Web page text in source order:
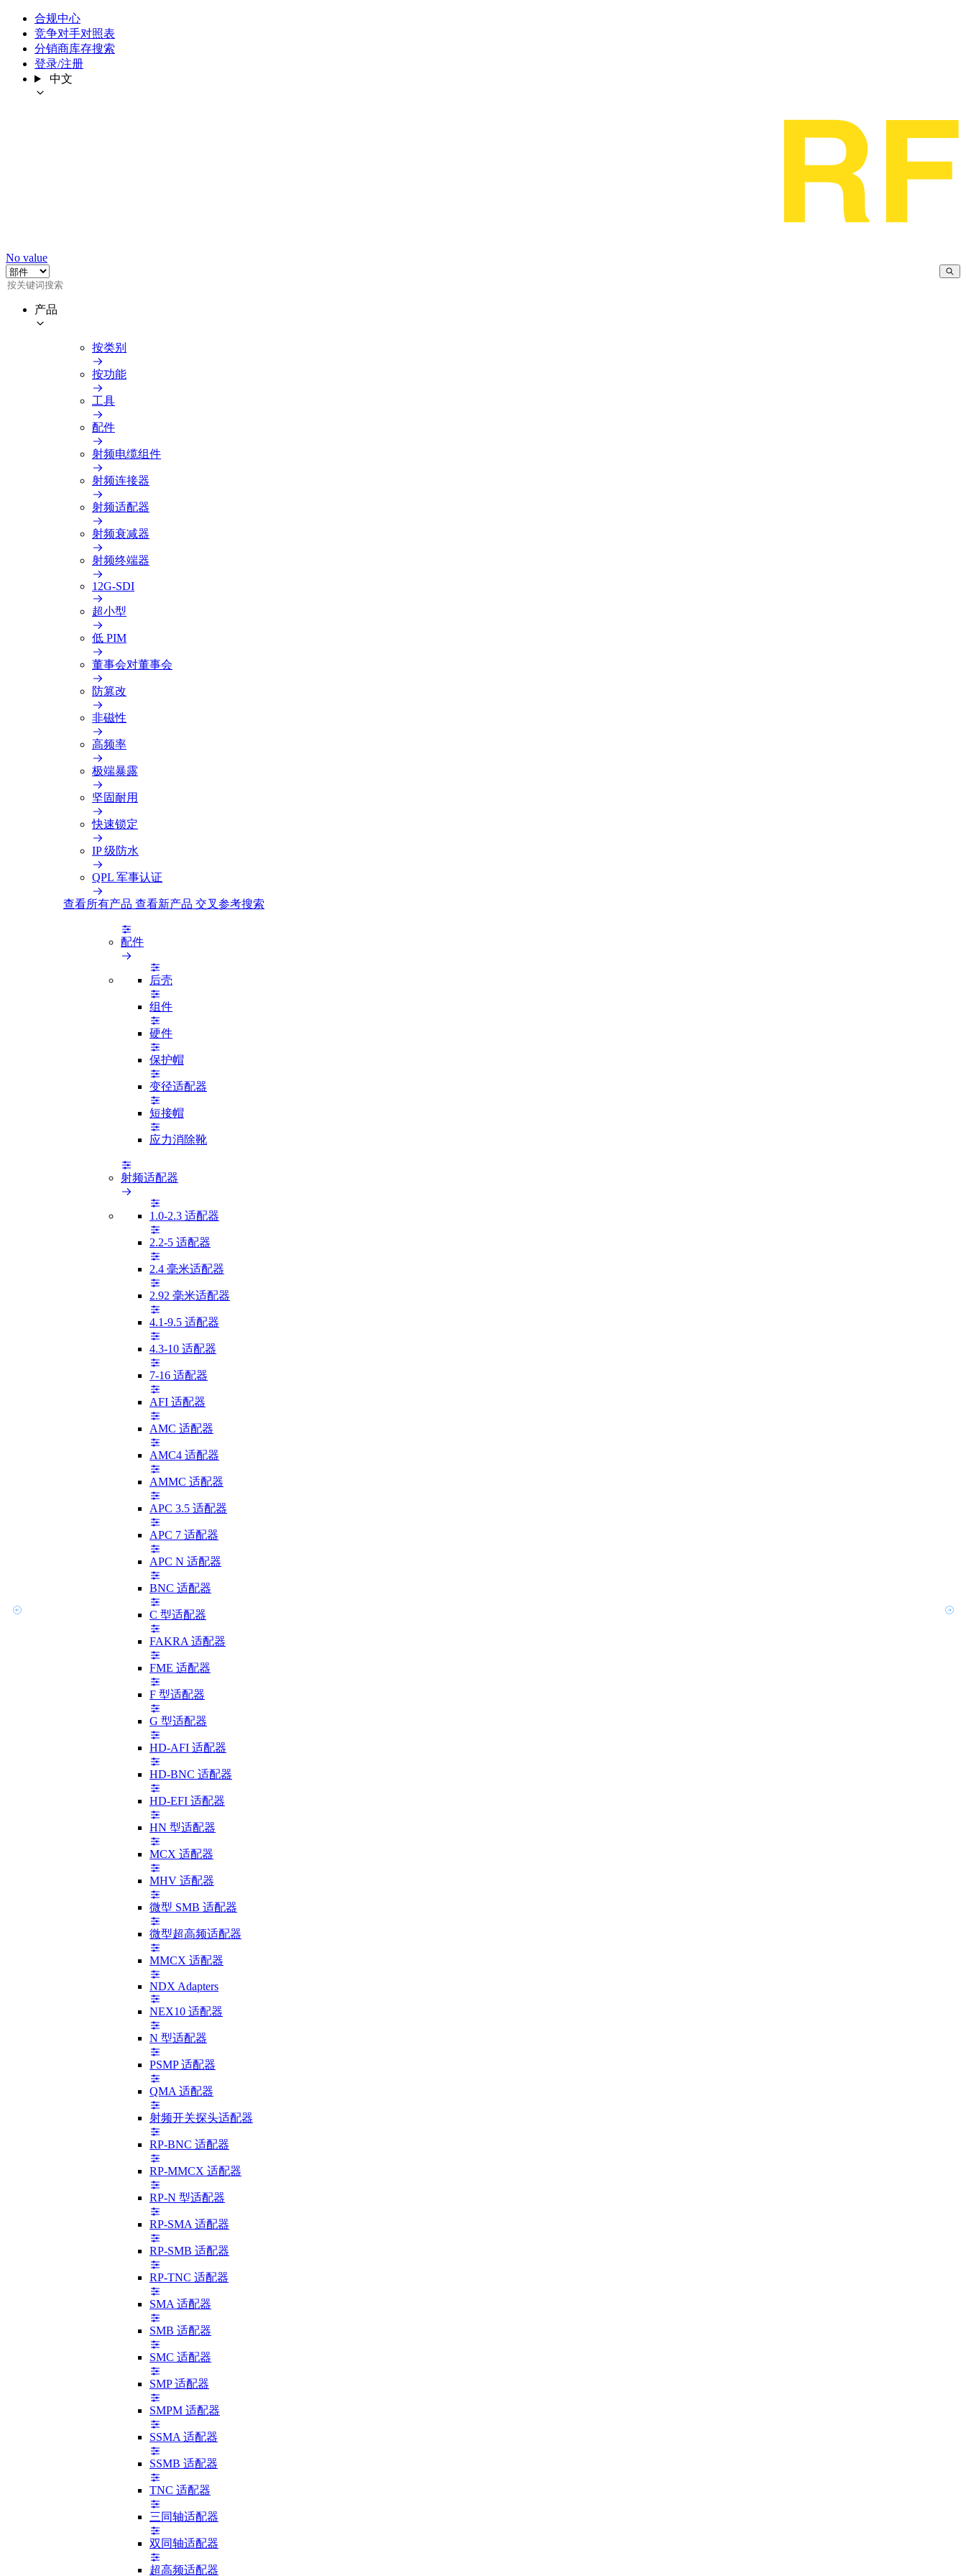
合规中心
竞争对手对照表
分销商库存搜索
登录/注册
中文
No value
产品
按类别
按功能
工具
配件
射频电缆组件
射频连接器
射频适配器
射频衰减器
射频终端器
12G-SDI
超小型
低 PIM
董事会对董事会
防篡改
非磁性
高频率
极端暴露
坚固耐用
快速锁定
IP 级防水
QPL 军事认证
查看所有产品 查看新产品 交叉参考搜索
配件
后壳
组件
硬件
保护帽
变径适配器
短接帽
应力消除靴
射频适配器
1.0-2.3 适配器
2.2-5 适配器
2.4 毫米适配器
2.92 毫米适配器
4.1-9.5 适配器
4.3-10 适配器
7-16 适配器
AFI 适配器
AMC 适配器
AMC4 适配器
AMMC 适配器
APC 3.5 适配器
APC 7 适配器
APC N 适配器
BNC 适配器
C 型适配器
FAKRA 适配器
FME 适配器
F 型适配器
G 型适配器
HD-AFI 适配器
HD-BNC 适配器
HD-EFI 适配器
HN 型适配器
MCX 适配器
MHV 适配器
微型 SMB 适配器
微型超高频适配器
MMCX 适配器
NDX Adapters
NEX10 适配器
N 型适配器
PSMP 适配器
QMA 适配器
射频开关探头适配器
RP-BNC 适配器
RP-MMCX 适配器
RP-N 型适配器
RP-SMA 适配器
RP-SMB 适配器
RP-TNC 适配器
SMA 适配器
SMB 适配器
SMC 适配器
SMP 适配器
SMPM 适配器
SSMA 适配器
SSMB 适配器
TNC 适配器
三同轴适配器
双同轴适配器
超高频适配器